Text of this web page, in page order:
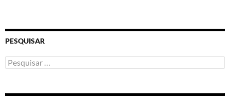
PESQUISAR
Pesquisar
por: